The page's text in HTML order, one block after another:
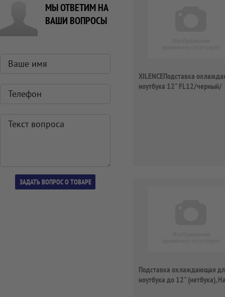
МЫ ОТВЕТИМ НА
ВАШИ ВОПРОСЫ
XILENCEПодставка
ноутбука 12" FL12/черный/
Подставка охлаждающая
ноутбука до 12" (нетбука),